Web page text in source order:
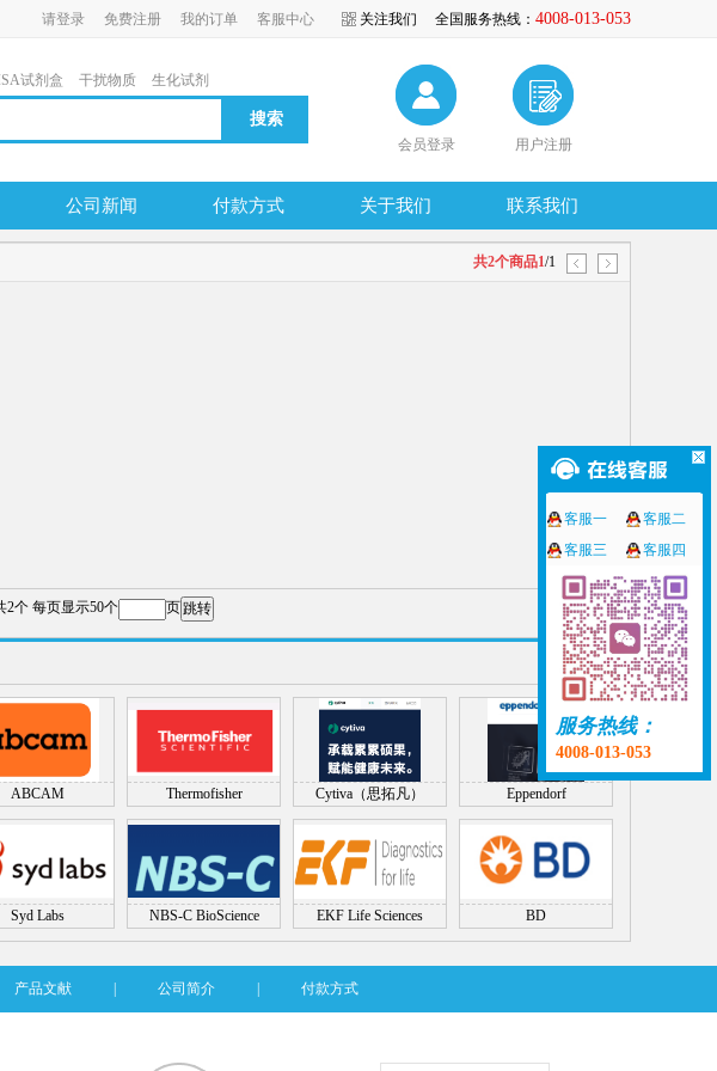
全国服务热线： 4008-013-053
关注我们
请登录 免费注册 我的订单 客服中心
试剂盒 干扰物质 生化试剂
会员登录 用户注册
公司新闻 付款方式 关于我们 联系我们
共2个商品1/1
2个 每页显示50个 页
ABCAM Thermofisher Cytiva（思拓凡） Eppendorf
Syd Labs NBS-C BioScience EKF Life Sciences BD
产品文献 公司简介 付款方式
客服一
客服二
客服三
客服四
服务热线：
4008-013-053